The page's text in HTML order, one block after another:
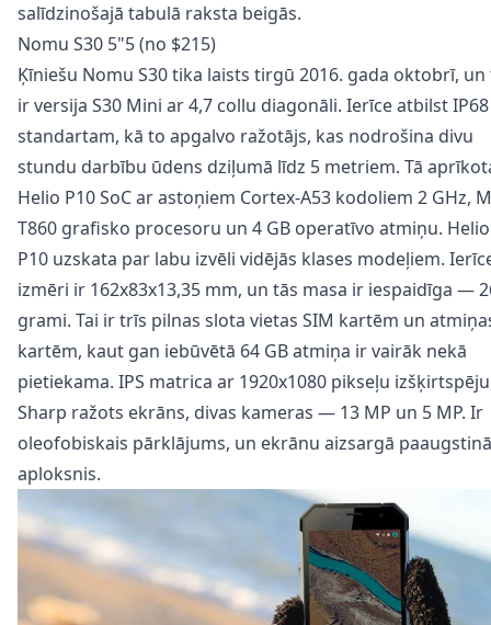
salīdzinošajā tabulā raksta beigās.
Nomu S30 5"5 (no $215)
Ķīniešu Nomu S30 tika laists tirgū 2016. gada oktobrī,
ir versija S30 Mini ar 4,7 collu diagonāli. Ierīce atbilst IP68
standartam, kā to apgalvo ražotājs, kas nodrošina divu
stundu darbību ūdens dziļumā līdz 5 metriem. Tā
Helio P10 SoC ar astoņiem Cortex-A53 kodoliem 2 GHz,
T860 grafisko procesoru un 4 GB operatīvo atmiņu. Helio
P10 uzskata par labu izvēli vidējās klases modeļiem.
izmēri ir 162x83x13,35 mm, un tās masa ir iespaidīga —
grami. Tai ir trīs pilnas slota vietas SIM kartēm un
kartēm, kaut gan iebūvētā 64 GB atmiņa ir vairāk nekā
pietiekama. IPS matrica ar 1920x1080 pikseļu
Sharp ražots ekrāns, divas kameras — 13 MP un 5 MP. Ir
oleofobiskais pārklājums, un ekrānu aizsargā
aploksnis.